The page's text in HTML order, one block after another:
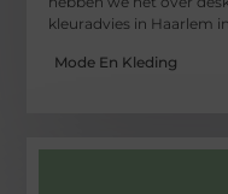
kleuradvies in Haarlem
Mode En Kleding